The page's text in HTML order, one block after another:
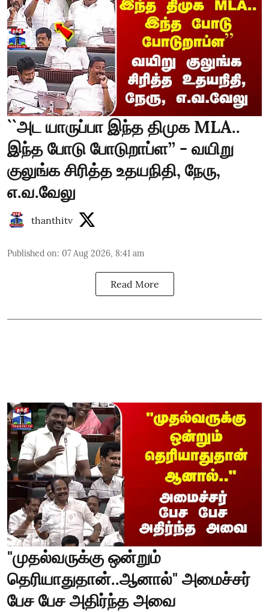
``அட யாருப்பா இந்த திமுக MLA..
இந்த போடு போடுறாப்ள’’ - வயிறு
குலுங்க சிரித்த உதயநிதி, நேரு,
எ.வ.வேலு
thanthitv
Published on: 07 Aug 2026, 8:41 am
Read More
"முதல்வருக்கு ஒன்றும்
தெரியாதுதான்..ஆனால்" அமைச்சர்
பேச பேச அதிர்ந்த அவை